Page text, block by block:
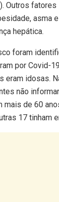
Outros
asma
hepática.
foram
por Covid-
eram idosas.
não
mais de 60
17 tinham